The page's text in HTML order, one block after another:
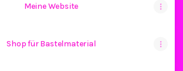
Meine Website
Shop für Bastelmaterial